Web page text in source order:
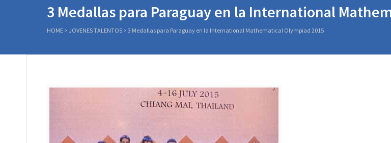
3 Medallas para Paraguay en la International
HOME > JOVENES TALENTOS > 3 Medallas para Paraguay en la International Mathematical Olympiad 2015